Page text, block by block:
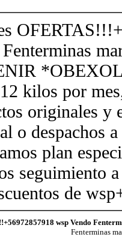
kilos por
originales y
o despachos
plan
seguimiento
de
wsp Vendo
Fenterminas